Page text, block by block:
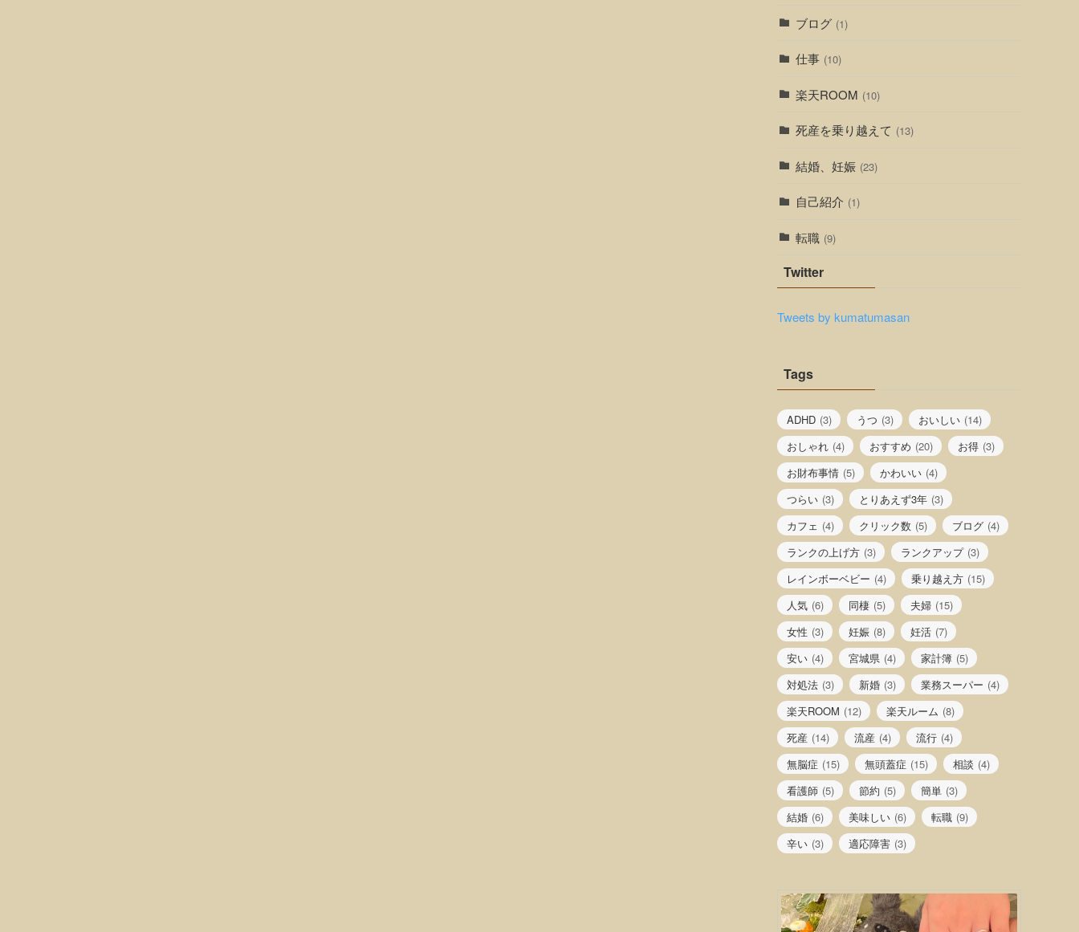
ブログ (1)
仕事 (10)
楽天ROOM (10)
死産を乗り越えて (13)
結婚、妊娠 (23)
自己紹介 (1)
転職 (9)
Twitter
Tweets by kumatumasan
Tags
ADHD (3) うつ (3) おいしい (14)
おしゃれ (4) おすすめ (20) お得 (3)
お財布事情 (5) かわいい (4)
つらい (3) とりあえず3年 (3)
カフェ (4) クリック数 (5) ブログ (4)
ランクの上げ方 (3) ランクアップ (3)
レインボーベビー (4) 乗り越え方 (15)
人気 (6) 同棲 (5) 夫婦 (15)
女性 (3) 妊娠 (8) 妊活 (7)
安い (4) 宮城県 (4) 家計簿 (5)
対処法 (3) 新婚 (3) 業務スーパー (4)
楽天ROOM (12) 楽天ルーム (8)
死産 (14) 流産 (4) 流行 (4)
無脳症 (15) 無頭蓋症 (15) 相談 (4)
看護師 (5) 節約 (5) 簡単 (3)
結婚 (6) 美味しい (6) 転職 (9)
辛い (3) 適応障害 (3)